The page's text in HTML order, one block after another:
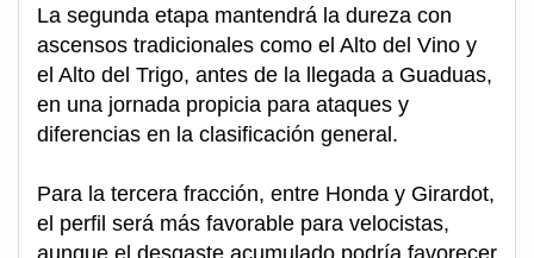
La segunda etapa mantendrá la dureza con
ascensos tradicionales como el Alto del Vino y
el Alto del Trigo, antes de la llegada a Guaduas,
en una jornada propicia para ataques y
diferencias en la clasificación general.
Para la tercera fracción, entre Honda y Girardot,
el perfil será más favorable para velocistas,